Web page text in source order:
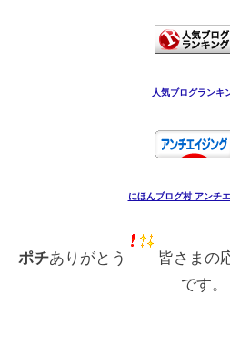
人気ブログランキ
にほんブログ村 アンチ
ポチありがとう
皆さまの
です。